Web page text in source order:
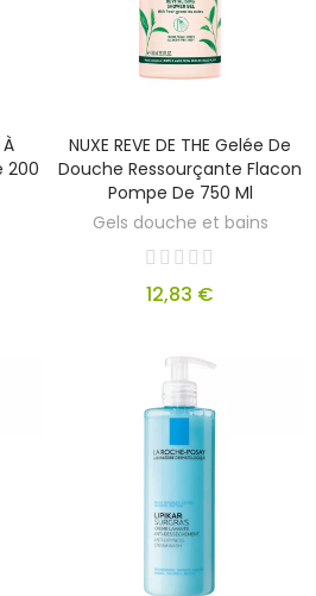
200
NUXE REVE DE THE Gelée De
Douche Ressourçante Flacon
Pompe De 750 Ml
Gels douche et bains
12,83 €